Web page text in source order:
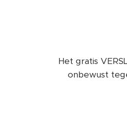
Het gratis
onbewust